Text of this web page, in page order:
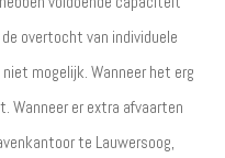
overtocht van individuele
mogelijk. Wanneer het erg
Wanneer er extra afvaarten
te Lauwersoog,